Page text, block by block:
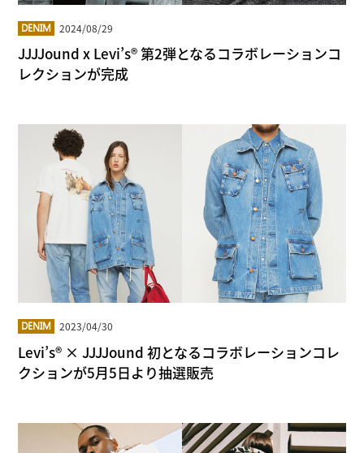
DENIM 2024/08/29
JJJJound x Levi’s® 第2弾となるコラボレーションコ
レクションが完成
DENIM 2023/04/30
Levi’s® × JJJJound 初となるコラボレーションコレ
クションが5月5日より抽選販売